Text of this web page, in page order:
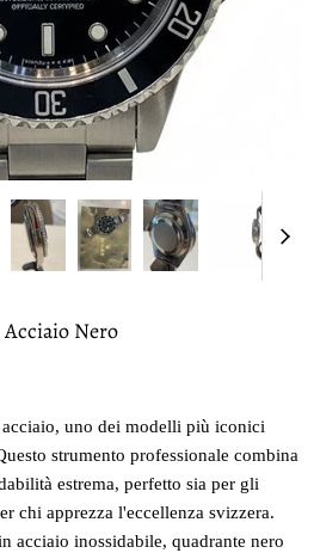
Acciaio Nero
uno dei modelli più iconici
strumento professionale combina
estrema, perfetto sia per gli
chi apprezza l'eccellenza svizzera.
acciaio inossidabile, quadrante nero